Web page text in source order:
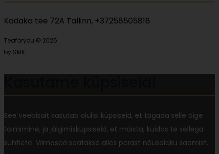
Kadaka tee 72A Tallinn, +37258505818
Teaforyou © 2025
by SMK
See veebisait kasutab olulisi küpsiseid, et tagada selle õige
toimimine, ja jälgimisküpsiseid, et mõista, kuidas te sellega
suhtlete. Viimased seatakse alles pärast nõusoleku saamist.